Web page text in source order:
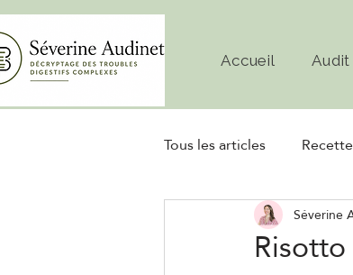
Accueil
Tous les articles
Microbiote
Séverine